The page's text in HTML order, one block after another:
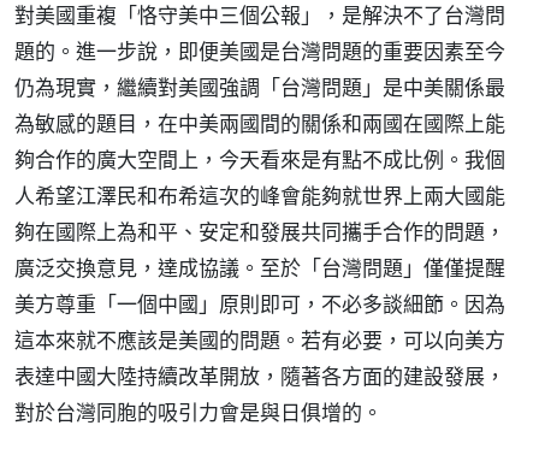
對美國重複「恪守美中三個公報」，是解決不了台灣問
題的。進一步說，即便美國是台灣問題的重要因素至今
仍為現實，繼續對美國強調「台灣問題」是中美關係最
為敏感的題目，在中美兩國間的關係和兩國在國際上能
夠合作的廣大空間上，今天看來是有點不成比例。我個
人希望江澤民和布希這次的峰會能夠就世界上兩大國能
夠在國際上為和平、安定和發展共同攜手合作的問題，
廣泛交換意見，達成協議。至於「台灣問題」僅僅提醒
美方尊重「一個中國」原則即可，不必多談細節。因為
這本來就不應該是美國的問題。若有必要，可以向美方
表達中國大陸持續改革開放，隨著各方面的建設發展，
對於台灣同胞的吸引力會是與日俱增的。